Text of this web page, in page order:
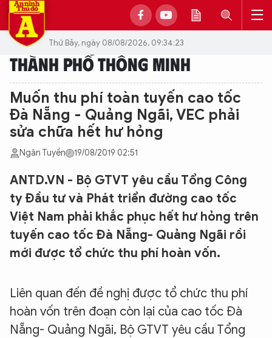
Thứ Bảy, ngày 08/08/2026, 09:34:23
THÀNH PHỐ THÔNG MINH
Muốn thu phí toàn tuyến cao tốc
Đà Nẵng - Quảng Ngãi, VEC phải
sửa chữa hết hư hỏng
Ngân Tuyền 19/08/2019 02:51
ANTD.VN - Bộ GTVT yêu cầu Tổng Công
ty Đầu tư và Phát triển đường cao tốc
Việt Nam phải khắc phục hết hư hỏng trên
tuyến cao tốc Đà Nẵng- Quảng Ngãi rồi
mới được tổ chức thu phí hoàn vốn.
Liên quan đến đề nghị được tổ chức thu phí
hoàn vốn trên đoạn còn lại của cao tốc Đà
Nẵng- Quảng Ngãi, Bộ GTVT yêu cầu Tổng